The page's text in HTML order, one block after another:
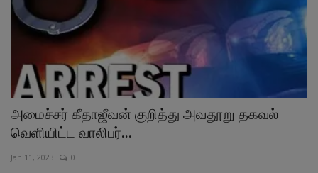
அமைச்சர் கீதாஜீவன் குறித்து அவதூறு தகவல்
வெளியிட்ட வாலிபர்...
Jan 11, 2023 0